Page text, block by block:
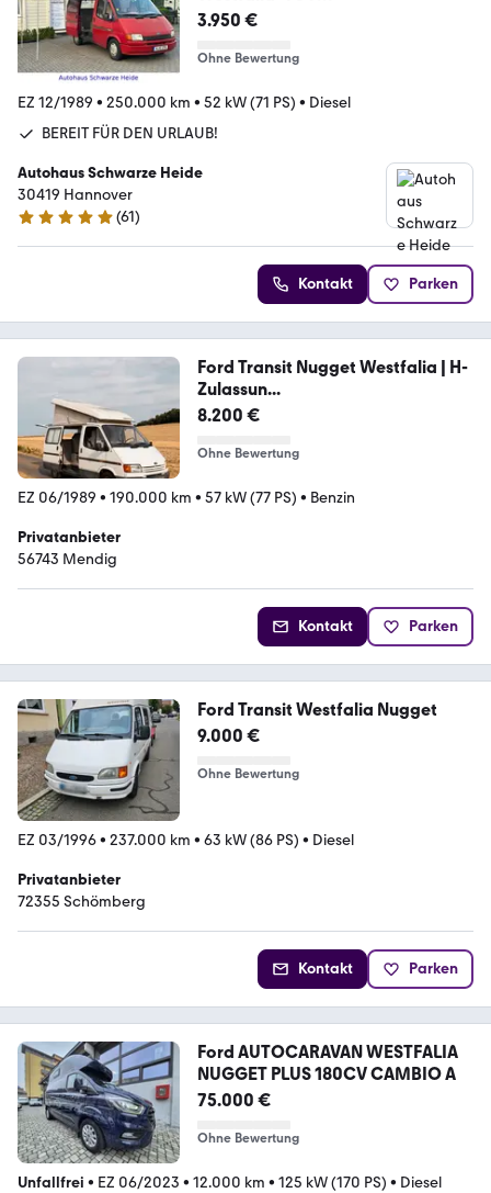
NEU*CAMPING*MARKISE
3.950 €
Ohne Bewertung
EZ 12/1989 • 250.000 km • 52 kW (71 PS) • Diesel
BEREIT FÜR DEN URLAUB!
Autohaus Schwarze Heide
30419 Hannover
4.9 Sterne
(61)
Kontakt Parken
Ford Transit Nugget Westfalia | H-
Zulassun...
8.200 €
Ohne Bewertung
EZ 06/1989 • 190.000 km • 57 kW (77 PS) • Benzin
Privatanbieter
56743 Mendig
Kontakt Parken
Ford Transit Westfalia Nugget
9.000 €
Ohne Bewertung
EZ 03/1996• 237.000 km • 63 kW (86 PS) • Diesel
Privatanbieter
72355 Schömberg
Kontakt Parken
Ford AUTOCARAVAN WESTFALIA
NUGGET PLUS 180CV CAMBIO A
75.000 €
Ohne Bewertung
Unfallfrei • EZ 06/2023 • 12.000 km • 125 kW (170 PS) • Diesel